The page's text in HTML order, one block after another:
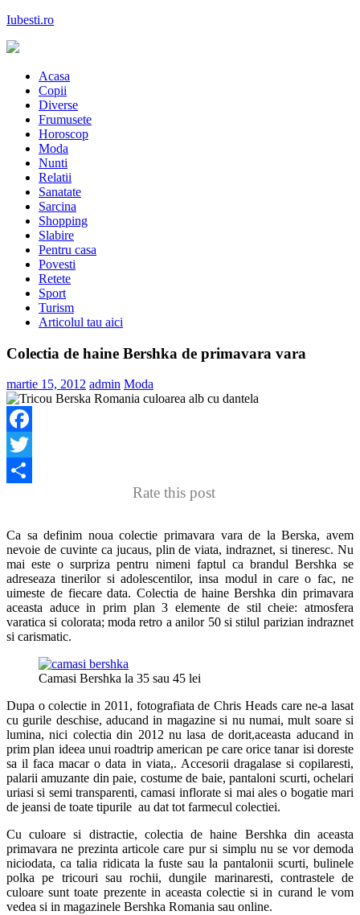
Skip
content
Iubesti.ro
astazi
Acasa
Copii
Diverse
Frumusete
Horoscop
Moda
Nunti
Relatii
Sanatate
Sarcina
Shopping
Slabire
Pentru casa
Povesti
Retete
Sport
Turism
Articolul tau aici
Colectia de haine Bershka de primavara vara
martie 15, 2012 admin Moda
Facebook
Twitter
Rate this post
Ca sa definim noua colectie primavara vara de la Berska, avem
nevoie de cuvinte ca jucaus, plin de viata, indraznet, si tineresc. Nu
mai este o surpriza pentru nimeni faptul ca brandul Bershka se
adreseaza tinerilor si adolescentilor, insa modul in care o fac, ne
uimeste de fiecare data. Colectia de haine Bershka din primavara
aceasta aduce in prim plan 3 elemente de stil cheie: atmosfera
varatica si colorata; moda retro a anilor 50 si stilul parizian indraznet
si carismatic.
Camasi Bershka la 35 sau 45 lei
Dupa o colectie in 2011, fotografiata de Chris Heads care ne-a lasat
cu gurile deschise, aducand in magazine si nu numai, mult soare si
lumina, nici colectia din 2012 nu lasa de dorit,aceasta aducand in
prim plan ideea unui roadtrip american pe care orice tanar isi doreste
sa il faca macar o data in viata,. Accesorii dragalase si copilaresti,
palarii amuzante din paie, costume de baie, pantaloni scurti, ochelari
uriasi si semi transparenti, camasi inflorate si mai ales o bogatie mari
de jeansi de toate tipurile au dat tot farmecul colectiei.
Cu culoare si distractie, colectia de haine Bershka din aceasta
primavara ne prezinta articole care pur si simplu nu se vor demoda
niciodata, ca talia ridicata la fuste sau la pantalonii scurti, bulinele
polka pe tricouri sau rochii, dungile marinaresti, contrastele de
culoare sunt toate prezente in aceasta colectie si in curand le vom
vedea si in magazinele Bershka Romania sau online.